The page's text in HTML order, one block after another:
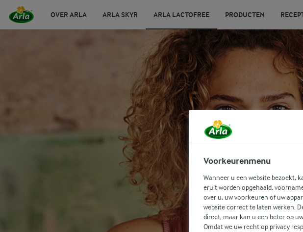
OVER ARLA ARLA SKYR ARLA LACTOFREE PRODUCTEN
Voorkeurenmenu
Wanneer u een website bezoekt,
eruit worden opgehaald,
over u, uw voorkeuren of uw
website correct te laten werken.
direct, maar kan u een beter op
Omdat we uw recht op privacy